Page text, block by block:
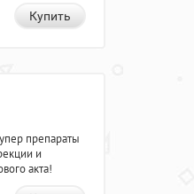
Купить
препараты
и
акта!